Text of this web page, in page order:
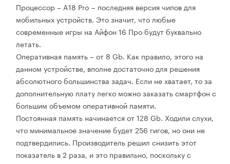
Процессор – A18 Pro – последняя версия чипов для
мобильных устройств. Это значит, что любые
современные игры на Айфон 16 Про будут буквально
летать.
Оперативная память – от 8 Gb. Как правило, этого на
данном устройстве, вполне достаточно для решения
абсолютного большинства задач. Если не хватает, то за
дополнительную плату легко можно заказать смартфон с
большим объемом оперативной памяти.
Постоянная память начинается от 128 Gb. Ходили слухи,
что минимальное значение будет 256 гигов, но они не
подтвердились. Производитель решил снизить этот
показатель в 2 раза, и это правильно, поскольку с